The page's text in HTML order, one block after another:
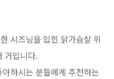
시즈닝을 입힌 닭가슴살 위
거입니다.
하시는 분들에게 추천하는